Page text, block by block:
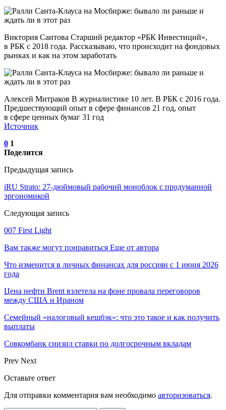
Виктория Саитова Старший редактор «РБК Инвестиций»,
в РБК с 2018 года. Рассказываю, что происходит на фондовых
рынках и как на этом заработать
Алексей Митраков В журналистике 10 лет. В РБК с 2016 года.
Предшествующий опыт в сфере финансов 21 год, опыт
в сфере ценных бумаг 31 год
Источник
0 1
Поделится
Предыдущая запись
iRU Strato: 27-дюймовый рабочий моноблок с продуманной
эргономикой
Следующая запись
007 First Light
Вам также могут понравиться Еще от автора
Что изменится в личных финансах для россиян с 1 июня 2026
года
Цена нефти Brent взлетела на фоне провала переговоров
между США и Ираном
Семейный «налоговый кешбэк»: что это такое и как получить
выплаты
Совкомбанк снизил ставки по долгосрочным вкладам
Prev Next
Оставьте ответ
Для отправки комментария вам необходимо авторизоваться.